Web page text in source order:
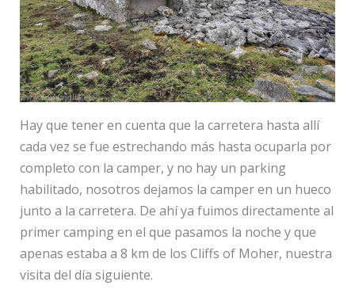
Hay que tener en cuenta que la carretera hasta allí
cada vez se fue estrechando más hasta ocuparla por
completo con la camper, y no hay un parking
habilitado, nosotros dejamos la camper en un hueco
junto a la carretera. De ahí ya fuimos directamente al
primer camping en el que pasamos la noche y que
apenas estaba a 8 km de los Cliffs of Moher, nuestra
visita del día siguiente.